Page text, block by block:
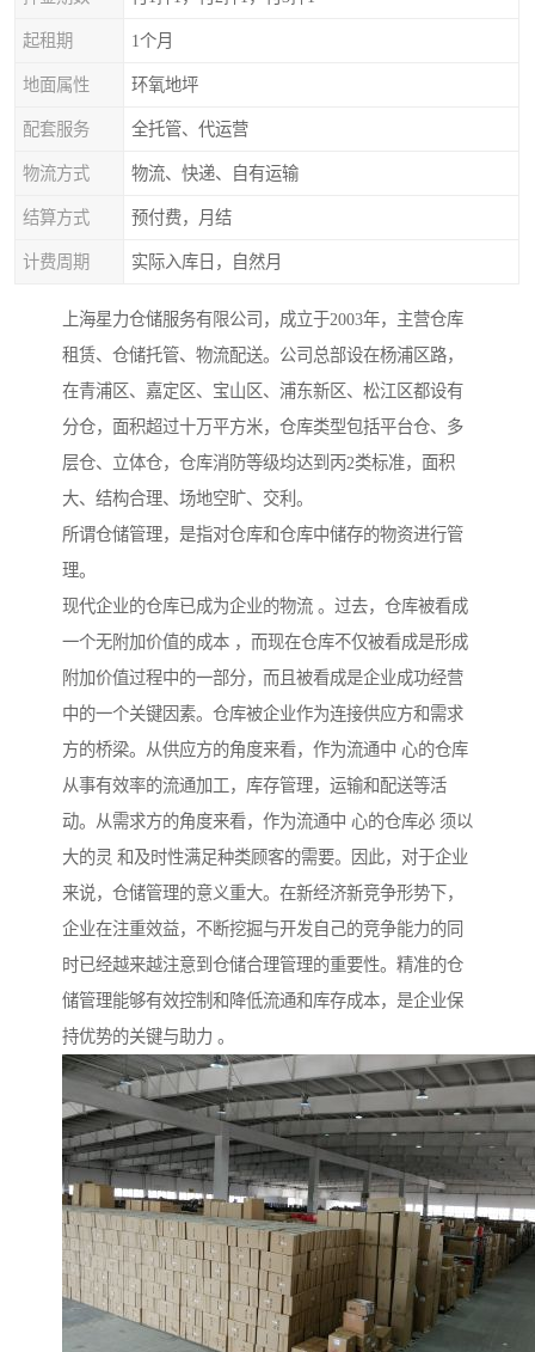
起租期 1个月
地面属性 环氧地坪
配套服务 全托管、代运营
物流方式 物流、快递、自有运输
结算方式 预付费，月结
计费周期 实际入库日，自然月
上海星力仓储服务有限公司，成立于2003年，主营仓库
租赁、仓储托管、物流配送。公司总部设在杨浦区路，
在青浦区、嘉定区、宝山区、浦东新区、松江区都设有
分仓，面积超过十万平方米，仓库类型包括平台仓、多
层仓、立体仓，仓库消防等级均达到丙2类标准，面积
大、结构合理、场地空旷、交利。
所谓仓储管理，是指对仓库和仓库中储存的物资进行管
理。
现代企业的仓库已成为企业的物流 。过去，仓库被看成
一个无附加价值的成本 ，而现在仓库不仅被看成是形成
附加价值过程中的一部分，而且被看成是企业成功经营
中的一个关键因素。仓库被企业作为连接供应方和需求
方的桥梁。从供应方的角度来看，作为流通中 心的仓库
从事有效率的流通加工，库存管理，运输和配送等活
动。从需求方的角度来看，作为流通中 心的仓库必 须以
大的灵 和及时性满足种类顾客的需要。因此，对于企业
来说，仓储管理的意义重大。在新经济新竞争形势下，
企业在注重效益，不断挖掘与开发自己的竞争能力的同
时已经越来越注意到仓储合理管理的重要性。精准的仓
储管理能够有效控制和降低流通和库存成本，是企业保
持优势的关键与助力 。